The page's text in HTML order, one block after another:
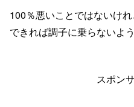
100％悪いことではないけ
できれば調子に乗らないよ
スポン